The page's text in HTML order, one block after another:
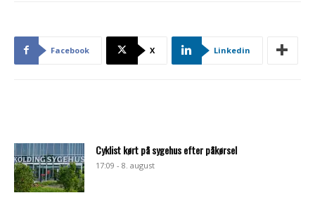
Facebook X Linkedin
Cyklist kørt på sygehus efter påkørsel
17:09 - 8. august